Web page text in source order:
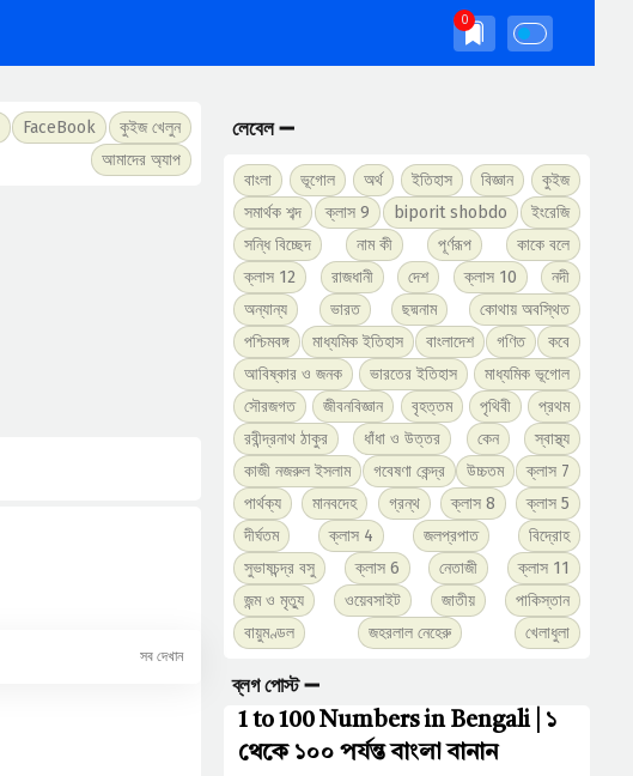
FaceBook
কুইজ খেলুন
আমাদের অ্যাপ
লেবেল ➖
বাংলা ভূগোল অর্থ ইতিহাস বিজ্ঞান
কুইজ
সমার্থক শব্দ
ক্লাস 9 biporit shobdo
ইংরেজি
সন্ধি বিচ্ছেদ
নাম কী পূর্ণরূপ
কাকে বলে
ক্লাস 12
রাজধানী দেশ ক্লাস 10
নদী
অন্যান্য
ভারত ছদ্মনাম
কোথায় অবস্থিত
পশ্চিমবঙ্গ
মাধ্যমিক ইতিহাস বাংলাদেশ গণিত
কবে
আবিষ্কার ও জনক
ভারতের ইতিহাস
মাধ্যমিক ভূগোল
সৌরজগত
জীবনবিজ্ঞান বৃহত্তম পৃথিবী
প্রথম
রবীন্দ্রনাথ ঠাকুর
ধাঁধা ও উত্তর কেন
স্বাস্থ্য
কাজী নজরুল ইসলাম
গবেষণা কেন্দ্র উচ্চতম
ক্লাস 7
পার্থক্য
মানবদেহ গ্রন্থ ক্লাস 8
ক্লাস 5
দীর্ঘতম
ক্লাস 4 জলপ্রপাত
বিদ্রোহ
সুভাষচন্দ্র বসু
ক্লাস 6 নেতাজী
ক্লাস 11
জন্ম ও মৃত্যু
ওয়েবসাইট জাতীয়
পাকিস্তান
বায়ুমণ্ডল
জহরলাল নেহেরু খেলাধুলা
ব্লগ পোস্ট ➖
1 to 100 Numbers in Bengali | ১
থেকে ১০০ পর্যন্ত বাংলা বানান